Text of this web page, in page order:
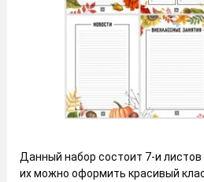
Данный набор состоит 7-и
их можно оформить красивый